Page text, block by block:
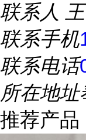
联系人
联系手机
联系电话
所在地址
推荐产品